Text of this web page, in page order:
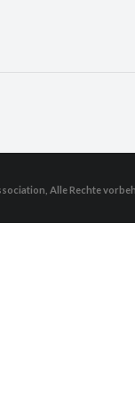
Alle Rechte